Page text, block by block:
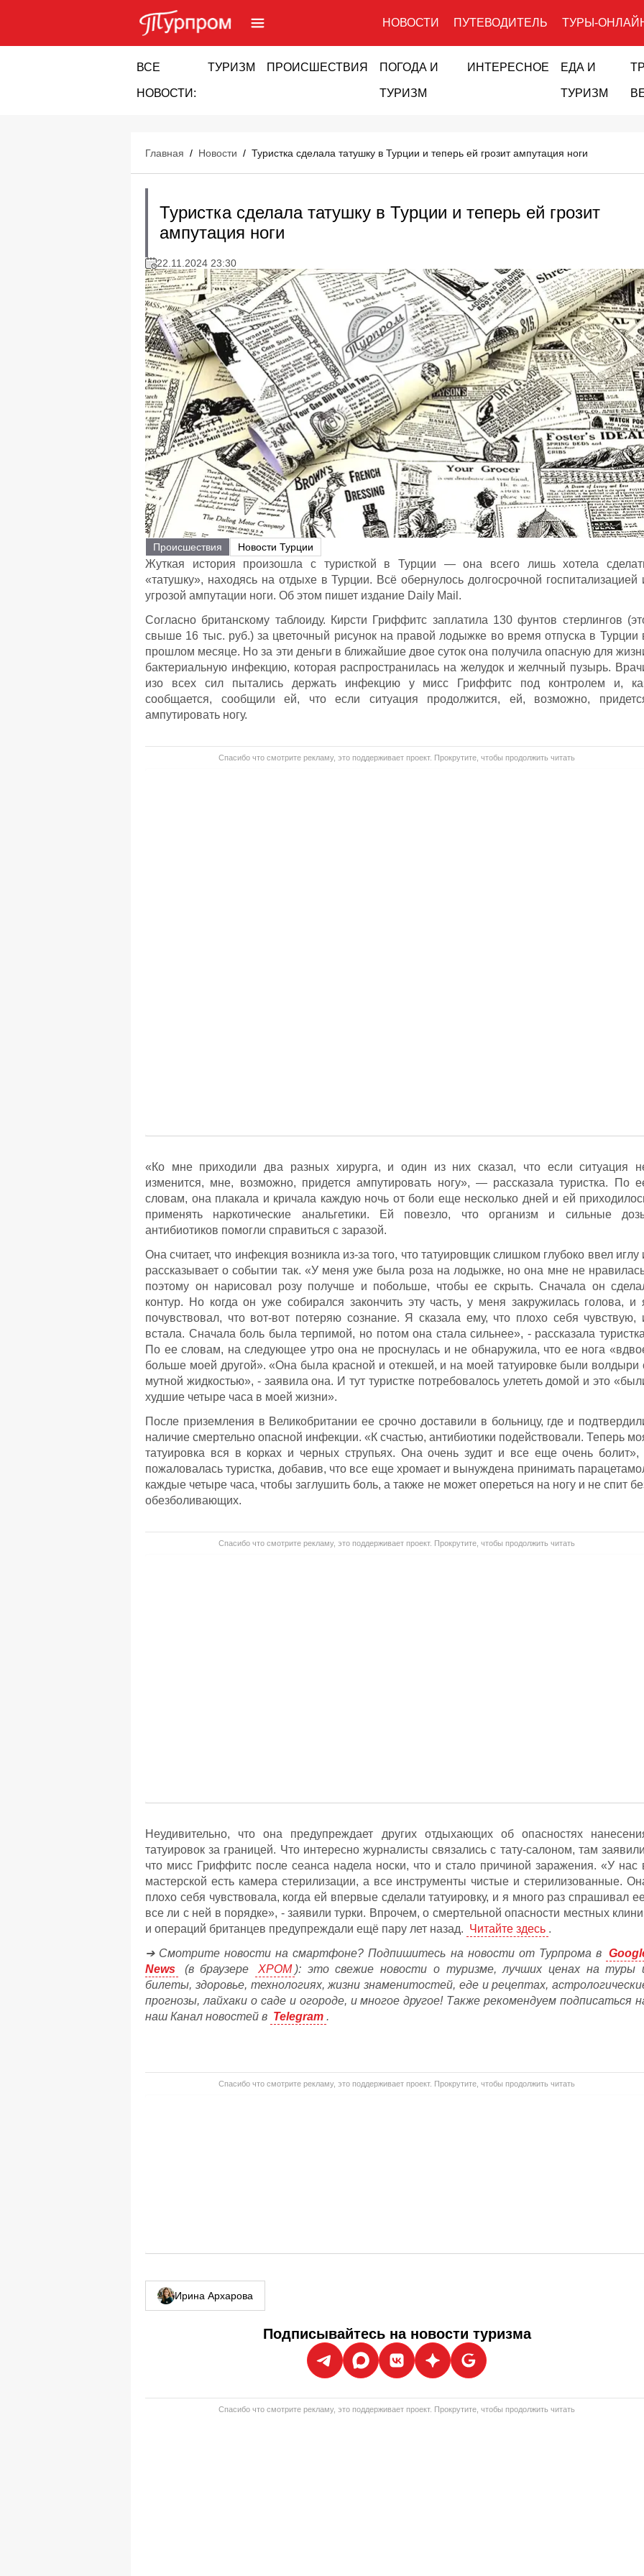
НОВОСТИ ПУТЕВОДИТЕЛЬ ТУРЫ-
ВСЕ
НОВОСТИ:
ТУРИЗМ ПРОИСШЕСТВИЯ ПОГОДА И
ТУРИЗМ
ИНТЕРЕСНОЕ ЕДА И
ТУРИЗМ
Главная / Новости / Туристка сделала татушку в Турции и теперь ей грозит ампутация ноги
Туристка сделала татушку в Турции и теперь ей грозит
ампутация ноги
22.11.2024 23:30
Происшествия Новости Турции
Жуткая история произошла с туристкой в Турции — она всего лишь хотела
«татушку», находясь на отдыхе в Турции. Всё обернулось долгосрочной госпитализацией
угрозой ампутации ноги. Об этом пишет издание Daily Mail.
Согласно британскому таблоиду. Кирсти Гриффитс заплатила 130 фунтов стерлингов
свыше 16 тыс. руб.) за цветочный рисунок на правой лодыжке во время отпуска в Турции
прошлом месяце. Но за эти деньги в ближайшие двое суток она получила опасную для
бактериальную инфекцию, которая распространилась на желудок и желчный пузырь.
изо всех сил пытались держать инфекцию у мисс Гриффитс под контролем и,
сообщается, сообщили ей, что если ситуация продолжится, ей, возможно,
ампутировать ногу.
Спасибо что смотрите рекламу, это поддерживает проект. Прокрутите, чтобы продолжить читать
«Ко мне приходили два разных хирурга, и один из них сказал, что если ситуация
изменится, мне, возможно, придется ампутировать ногу», — рассказала туристка. По
словам, она плакала и кричала каждую ночь от боли еще несколько дней и ей
применять наркотические анальгетики. Ей повезло, что организм и сильные
антибиотиков помогли справиться с заразой.
Она считает, что инфекция возникла из-за того, что татуировщик слишком глубоко ввел иглу
рассказывает о событии так. «У меня уже была роза на лодыжке, но она мне не
поэтому он нарисовал розу получше и побольше, чтобы ее скрыть. Сначала он
контур. Но когда он уже собирался закончить эту часть, у меня закружилась голова, и
почувствовал, что вот-вот потеряю сознание. Я сказала ему, что плохо себя чувствую,
встала. Сначала боль была терпимой, но потом она стала сильнее», - рассказала
По ее словам, на следующее утро она не проснулась и не обнаружила, что ее нога
больше моей другой». «Она была красной и отекшей, и на моей татуировке были волдыри
мутной жидкостью», - заявила она. И тут туристке потребовалось улететь домой и это
худшие четыре часа в моей жизни».
После приземления в Великобритании ее срочно доставили в больницу, где и
наличие смертельно опасной инфекции. «К счастью, антибиотики подействовали. Теперь
татуировка вся в корках и черных струпьях. Она очень зудит и все еще очень болит»,
пожаловалась туристка, добавив, что все еще хромает и вынуждена принимать
каждые четыре часа, чтобы заглушить боль, а также не может опереться на ногу и не спит
обезболивающих.
Спасибо что смотрите рекламу, это поддерживает проект. Прокрутите, чтобы продолжить читать
Неудивительно, что она предупреждает других отдыхающих об опасностях
татуировок за границей. Что интересно журналисты связались с тату-салоном, там
что мисс Гриффитс после сеанса надела носки, что и стало причиной заражения. «У нас
мастерской есть камера стерилизации, а все инструменты чистые и стерилизованные.
плохо себя чувствовала, когда ей впервые сделали татуировку, и я много раз спрашивал
все ли с ней в порядке», - заявили турки. Впрочем, о смертельной опасности местных
и операций британцев предупреждали ещё пару лет назад. Читайте здесь .
➔ Смотрите новости на смартфоне? Подпишитесь на новости от Турпрома в
News
(в браузере ХРОМ ): это свежие новости о туризме, лучших ценах на туры
билеты, здоровье, технологиях, жизни знаменитостей, еде и рецептах,
прогнозы, лайхаки о саде и огороде, и многое другое! Также рекомендуем подписаться
наш Канал новостей в Telegram .
Спасибо что смотрите рекламу, это поддерживает проект. Прокрутите, чтобы продолжить читать
Ирина Архарова
Подписывайтесь на новости туризма
Спасибо что смотрите рекламу, это поддерживает проект. Прокрутите, чтобы продолжить читать